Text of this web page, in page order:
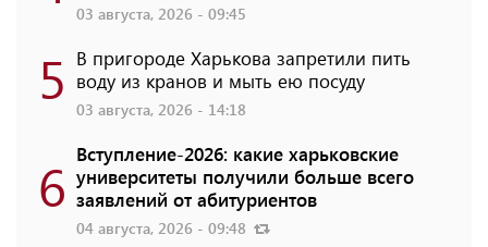
03 августа, 2026 - 09:45
5 В пригороде Харькова запретили пить
воду из кранов и мыть ею посуду
03 августа, 2026 - 14:18
6 Вступление-2026: какие харьковские
университеты получили больше всего
заявлений от абитуриентов
04 августа, 2026 - 09:48